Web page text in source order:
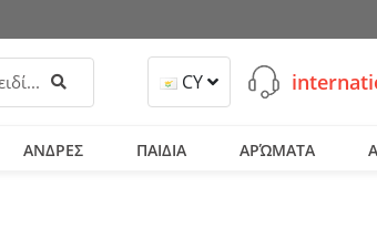
Αναζήτηση CY
ΑΝΔΡΕΣ ΠΑΙΔΙΑ ΑΡΏΜΑΤΑ